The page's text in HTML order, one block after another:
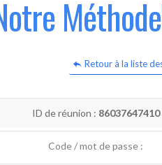
Retour à la liste
ID de réunion : 86037647410
Code / mot de passe :